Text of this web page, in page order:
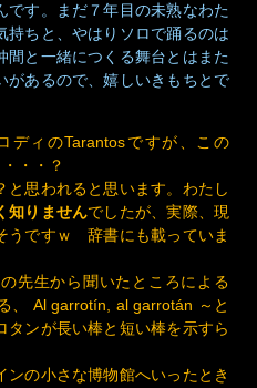
です。まだ７年目の未熟なわた
持ちと、やはりソロで踊るのは
間と一緒につくる舞台とはまた
があるので、嬉しいきもちとで
ディのTarantosですが、この
・・？
と思われると思います。わたし
知りませんでしたが、実際、現
うですｗ 辞書にも載っていま
先生から聞いたところによる
、 Al garrotín, al garrotán ～と
タンが長い棒と短い棒を示すら
の小さな博物館へいったとき